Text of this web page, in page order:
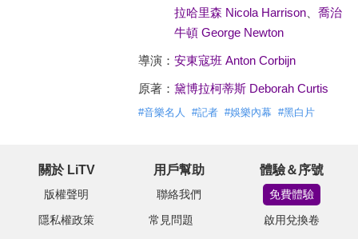
拉哈里森 Nicola Harrison、 喬治
牛頓 George Newton
導演： 安東寇班 Anton Corbijn
原著： 黛博拉柯蒂斯 Deborah Curtis
#音樂名人 #記者 #娛樂內幕 #黑白片
關於 LiTV
版權聲明
隱私權政策
用戶幫助
聯絡我們
常見問題
體驗＆序號
免費體驗
啟用兌換卷